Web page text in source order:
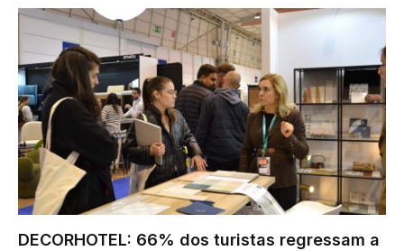
DECORHOTEL: 66% dos turistas regressam a